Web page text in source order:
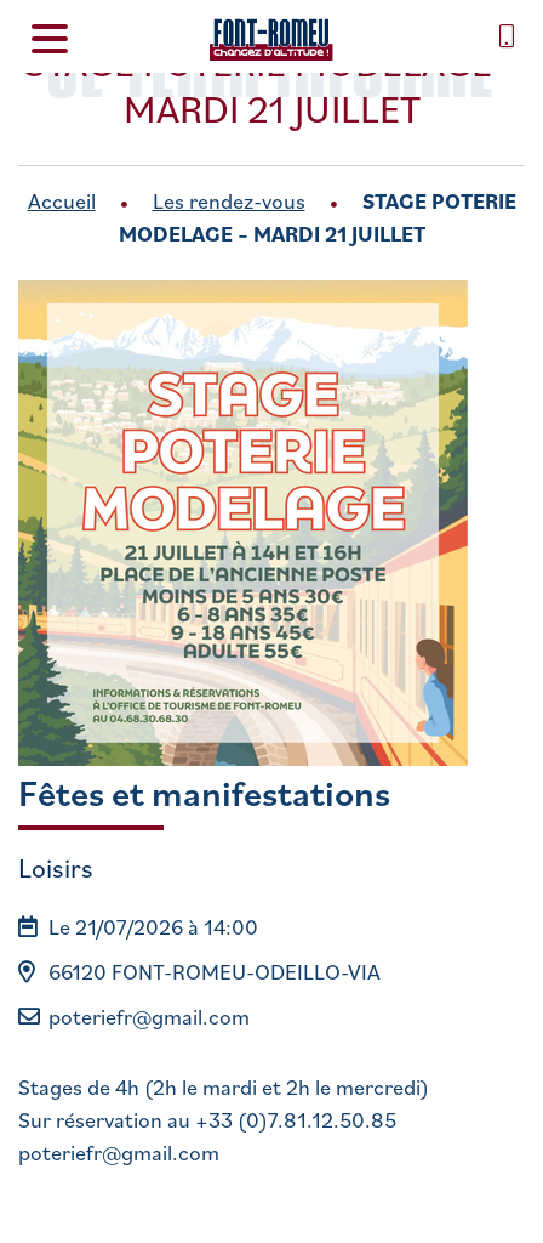
SE TENIR INFORMÉ
STAGE POTERIE MODELAGE –
MARDI 21 JUILLET
Accueil Les rendez-vous
STAGE POTERIE
MODELAGE – MARDI 21 JUILLET
Fêtes et manifestations
Loisirs
Le 21/07/2026 à 14:00
66120 FONT-ROMEU-ODEILLO-VIA
poteriefr@gmail.com
Stages de 4h (2h le mardi et 2h le mercredi)
Sur réservation au +33 (0)7.81.12.50.85
poteriefr@gmail.com